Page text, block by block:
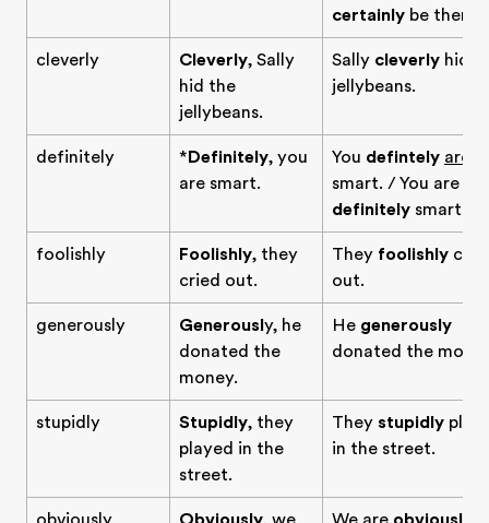
certainly be there.
cleverly Cleverly, Sally
hid the
jellybeans.
Sally cleverly hid
jellybeans.
definitely *Definitely, you
are smart.
You defintely are
smart. / You are
definitely smart.
foolishly Foolishly, they
cried out.
They foolishly
out.
generously Generously, he
donated the
money.
He generously
donated the
stupidly Stupidly, they
played in the
street.
They stupidly
in the street.